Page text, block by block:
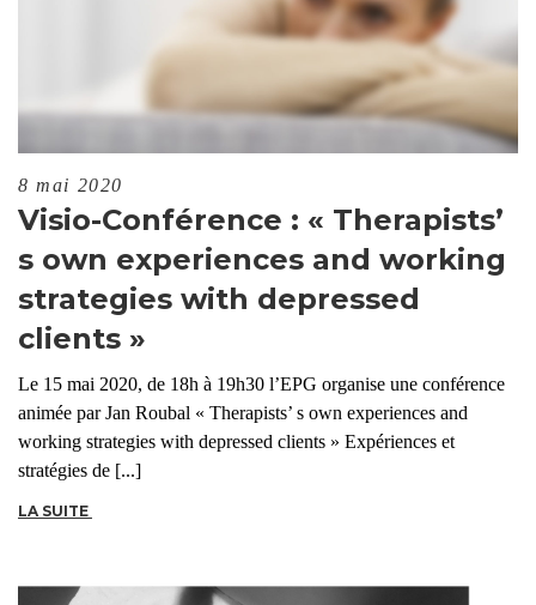
8 mai 2020
Visio-Conférence : « Therapists’
s own experiences and working
strategies with depressed
clients »
Le 15 mai 2020, de 18h à 19h30 l’EPG organise une conférence
animée par Jan Roubal « Therapists’ s own experiences and
working strategies with depressed clients » Expériences et
stratégies de [...]
LA SUITE